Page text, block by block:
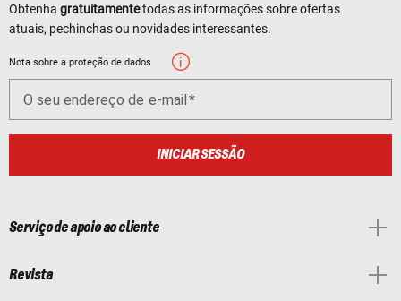
Obtenha gratuitamentetodas as informações sobre ofertas
atuais, pechinchas ou novidades interessantes.
Nota sobre a proteção de dados
O seu endereço de e-mail
INICIAR SESSÃO
Serviço de apoio ao cliente
Revista